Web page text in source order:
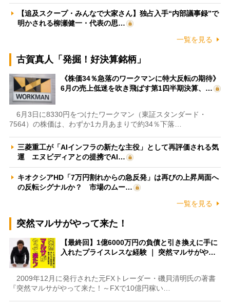
【追及スクープ・みんなで大家さん】独占入手“内部議事録”で
明かされる柳瀬健一・代表の思…
一覧を見る
古賀真人「発掘！好決算銘柄」
《株価34％急落のワークマンに特大反転の期待》
6月の売上低迷を吹き飛ばす第1四半期決算、…
6月3日に8330円をつけたワークマン（東証スタンダード・
7564）の株価は、わずか1カ月あまりで約34％下落…
三菱重工が「AIインフラの新たな主役」として再評価される気
運 エヌビディアとの提携でAI…
キオクシアHD「7万円割れからの急反発」は再びの上昇局面へ
の反転シグナルか？ 市場のムー…
一覧を見る
突然マルサがやって来た！
【最終回】1億6000万円の負債と引き換えに手に
入れたプライスレスな経験 ｜ 突然マルサがや…
2009年12月に発行された元FXトレーダー・磯貝清明氏の著書
『突然マルサがやって来た！～FXで10億円稼い…